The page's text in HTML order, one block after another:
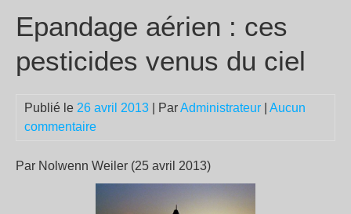
Epandage aérien : ces
pesticides venus du ciel
Publié le 26 avril 2013 | ParAdministrateur
Aucun
commentaire
Par Nolwenn Weiler (25 avril 2013)